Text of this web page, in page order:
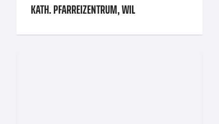
KATH. PFARREIZENTRUM, WIL